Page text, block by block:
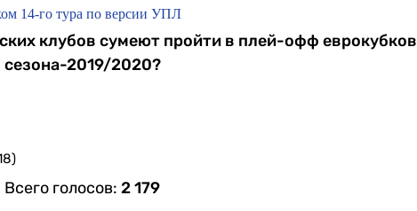
14-го тура по версии УПЛ
клубов сумеют пройти в плей-офф еврокубков
сезона-2019/2020?
Всего голосов:2 179